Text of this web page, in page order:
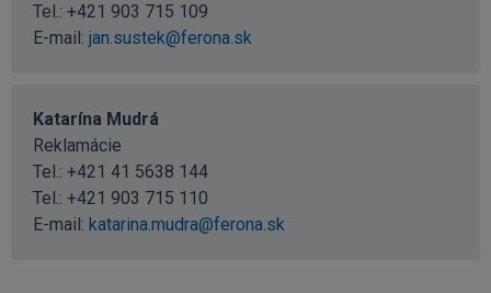
Tel.: +421 903 715 109
E-mail: jan.sustek@ferona.sk
Katarína Mudrá
Reklamácie
Tel.: +421 41 5638 144
Tel.: +421 903 715 110
E-mail: katarina.mudra@ferona.sk